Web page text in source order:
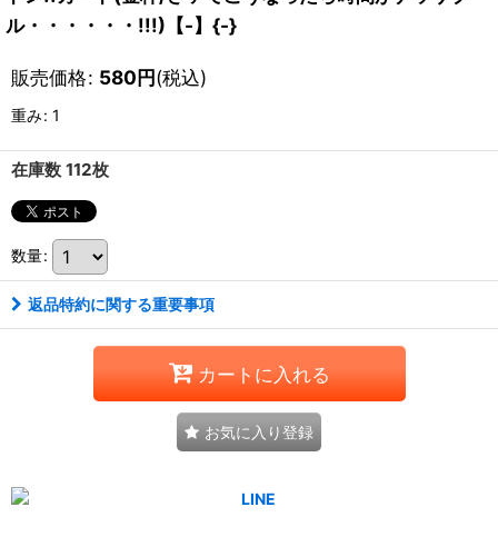
ル・・・・・・!!!)【-】{-}
販売価格: 580円(税込)
重み: 1
在庫数 112枚
数量:
返品特約に関する重要事項
カートに入れる
お気に入り登録